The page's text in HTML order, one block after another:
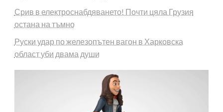
Срив в електроснабдяването! Почти цяла Грузия
остана на тъмно
Руски удар по железопътен вагон в Харковска
област уби двама души